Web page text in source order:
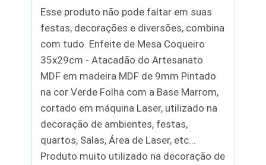
Esse produto não pode faltar em suas
festas, decorações e diversões, combina
com tudo. Enfeite de Mesa Coqueiro
35x29cm - Atacadão do Artesanato
MDF em madeira MDF de 9mm Pintado
na cor Verde Folha com a Base Marrom,
cortado em máquina Laser, utilizado na
decoração de ambientes, festas,
quartos, Salas, Área de Laser, etc...
Produto muito utilizado na decoração de